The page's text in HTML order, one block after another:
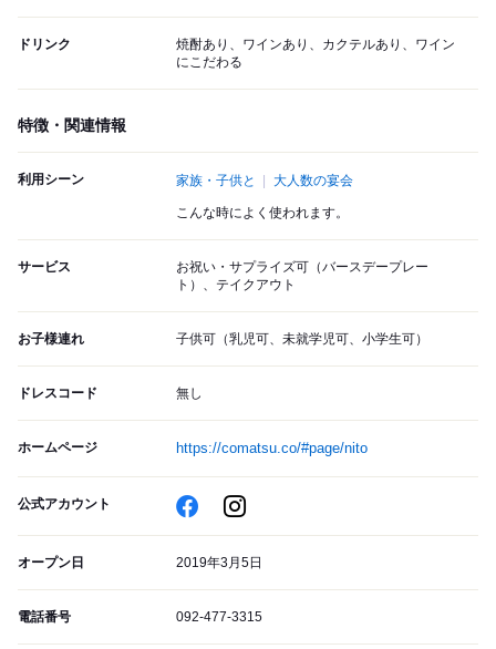
ドリンク
焼酎あり、ワインあり、カクテルあり、ワイン
にこだわる
特徴・関連情報
利用シーン 家族・子供と 大人数の宴会
こんな時によく使われます。
サービス
お祝い・サプライズ可（バースデープレー
ト）、テイクアウト
お子様連れ 子供可（乳児可、未就学児可、小学生可）
ドレスコード 無し
ホームページ https://comatsu.co/#page/nito
公式アカウント
オープン日 2019年3月5日
電話番号 092-477-3315